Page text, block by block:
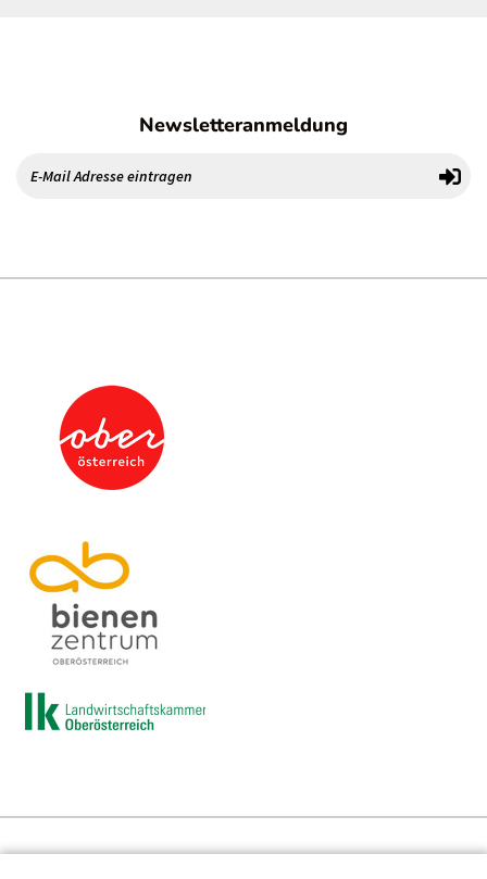
Newsletteranmeldung